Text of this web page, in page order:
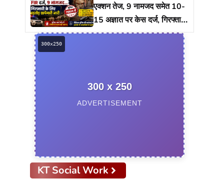
एक्शन तेज, 9 नामजद समेत 10-
15 अज्ञात पर केस दर्ज, गिरफ्तारी
को ताबड़तोड़ छापेमारी
300 x 250
ADVERTISEMENT
KT Social Work